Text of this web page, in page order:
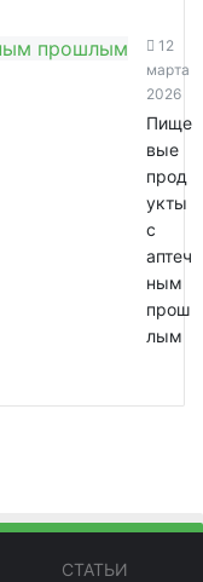
12
марта
2026
Пище
вые
прод
укты
с
аптеч
ным
прош
лым
СТАТЬИ